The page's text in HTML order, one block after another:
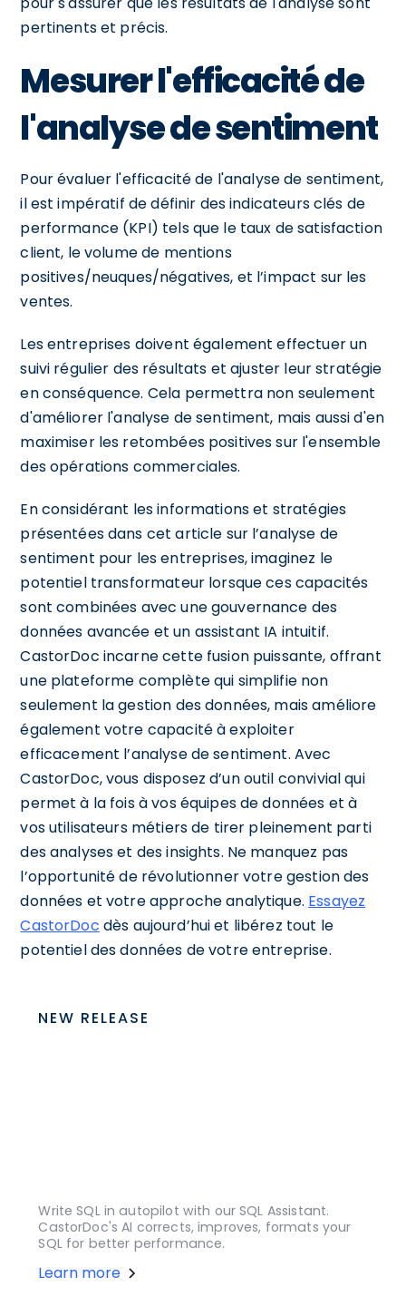
pertinents et précis.
Mesurer l'efficacité de
l'analyse de sentiment
Pour évaluer l'efficacité de l'analyse de sentiment,
il est impératif de définir des indicateurs clés de
performance (KPI) tels que le taux de satisfaction
client, le volume de mentions
positives/neuques/négatives, et l’impact sur les
ventes.
Les entreprises doivent également effectuer un
suivi régulier des résultats et ajuster leur stratégie
en conséquence. Cela permettra non seulement
d'améliorer l'analyse de sentiment, mais aussi d'en
maximiser les retombées positives sur l'ensemble
des opérations commerciales.
En considérant les informations et stratégies
présentées dans cet article sur l’analyse de
sentiment pour les entreprises, imaginez le
potentiel transformateur lorsque ces capacités
sont combinées avec une gouvernance des
données avancée et un assistant IA intuitif.
CastorDoc incarne cette fusion puissante, offrant
une plateforme complète qui simplifie non
seulement la gestion des données, mais améliore
également votre capacité à exploiter
efficacement l’analyse de sentiment. Avec
CastorDoc, vous disposez d’un outil convivial qui
permet à la fois à vos équipes de données et à
vos utilisateurs métiers de tirer pleinement parti
des analyses et des insights. Ne manquez pas
l’opportunité de révolutionner votre gestion des
données et votre approche analytique. Essayez
CastorDoc dès aujourd’hui et libérez tout le
potentiel des données de votre entreprise.
NEW RELEASE
Write SQL in autopilot with our SQL Assistant.
CastorDoc's AI corrects, improves, formats your
SQL for better performance.
Learn more